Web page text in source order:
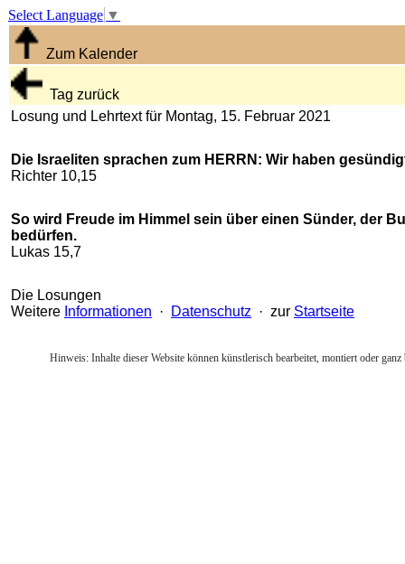
Select Language ▼
Zum Kalender
Tag zurück
Losung und Lehrtext für Montag, 15. Februar 2021
Die Israeliten sprachen zum HERRN: Wir haben
Richter 10,15
So wird Freude im Himmel sein über einen Sünder, der
bedürfen.
Lukas 15,7
Die Losungen
Weitere Informationen · Datenschutz · zur Startseite
Hinweis: Inhalte dieser Website können künstlerisch bearbeitet, montiert oder